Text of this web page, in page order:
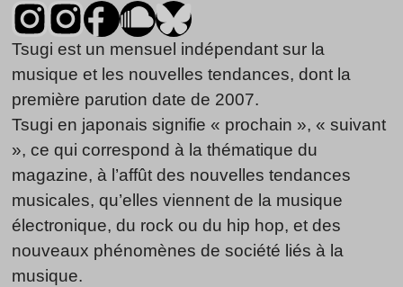
Tsugi est un mensuel indépendant sur la
musique et les nouvelles tendances, dont la
première parution date de 2007.
Tsugi en japonais signifie « prochain », « suivant
», ce qui correspond à la thématique du
magazine, à l’affût des nouvelles tendances
musicales, qu’elles viennent de la musique
électronique, du rock ou du hip hop, et des
nouveaux phénomènes de société liés à la
musique.